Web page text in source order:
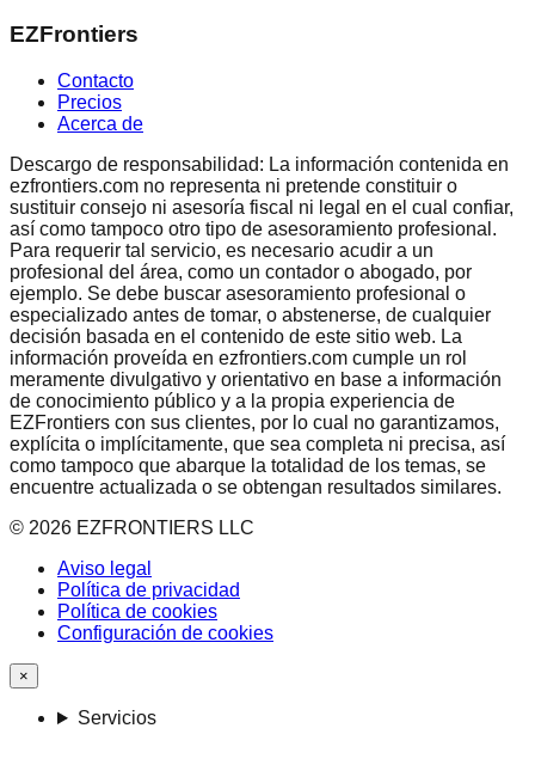
EZFrontiers
Contacto
Precios
Acerca de
Descargo de responsabilidad: La información contenida en
ezfrontiers.com no representa ni pretende constituir o
sustituir consejo ni asesoría fiscal ni legal en el cual confiar,
así como tampoco otro tipo de asesoramiento profesional.
Para requerir tal servicio, es necesario acudir a un
profesional del área, como un contador o abogado, por
ejemplo. Se debe buscar asesoramiento profesional o
especializado antes de tomar, o abstenerse, de cualquier
decisión basada en el contenido de este sitio web. La
información proveída en ezfrontiers.com cumple un rol
meramente divulgativo y orientativo en base a información
de conocimiento público y a la propia experiencia de
EZFrontiers con sus clientes, por lo cual no garantizamos,
explícita o implícitamente, que sea completa ni precisa, así
como tampoco que abarque la totalidad de los temas, se
encuentre actualizada o se obtengan resultados similares.
© 2026 EZFRONTIERS LLC
Aviso legal
Política de privacidad
Política de cookies
Configuración de cookies
×
Servicios